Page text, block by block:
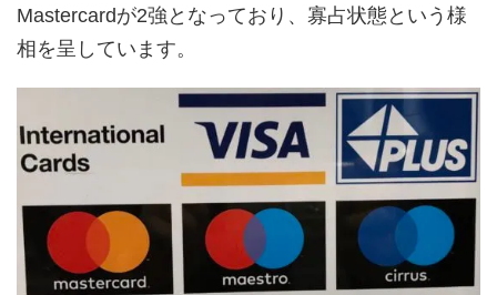
Mastercardが2強となっており、寡占状態という様
相を呈しています。